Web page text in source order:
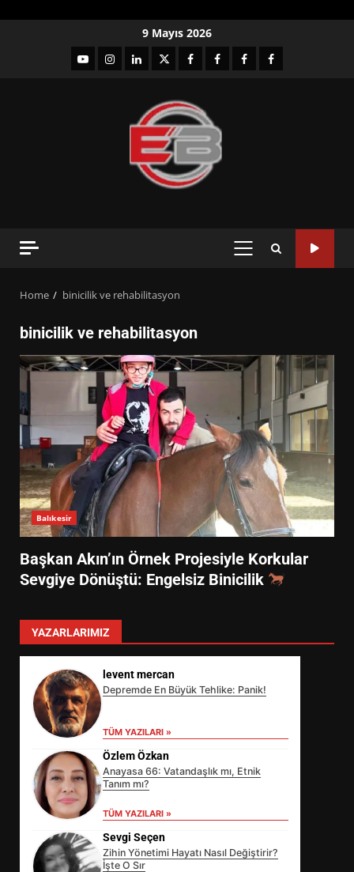
9 Mayıs 2026
YouTubeInstagram
LinkedIntwitterfacebook-Facebook-
Facebook-Facebook-
PRIMARY
Home binicilik ve rehabilitasyon
binicilik ve rehabilitasyon
Balıkesir
Başkan Akın’ın Örnek Projesiyle Korkular
Sevgiye Dönüştü: Engelsiz Binicilik
YAZARLARIMIZ
levent mercan
Depremde En Büyük Tehlike: Panik!
TÜM YAZILARI »
Özlem Özkan
Anayasa 66: Vatandaşlık mı, Etnik
Tanım mı?
TÜM YAZILARI »
Sevgi Seçen
Zihin Yönetimi Hayatı Nasıl Değiştirir?
İşte O Sır